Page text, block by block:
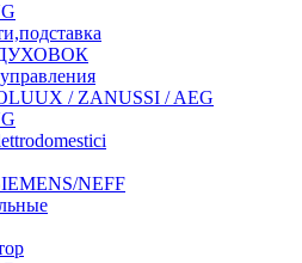
ДУХОВОК
/ ZANUSSI / AEG
NEFF